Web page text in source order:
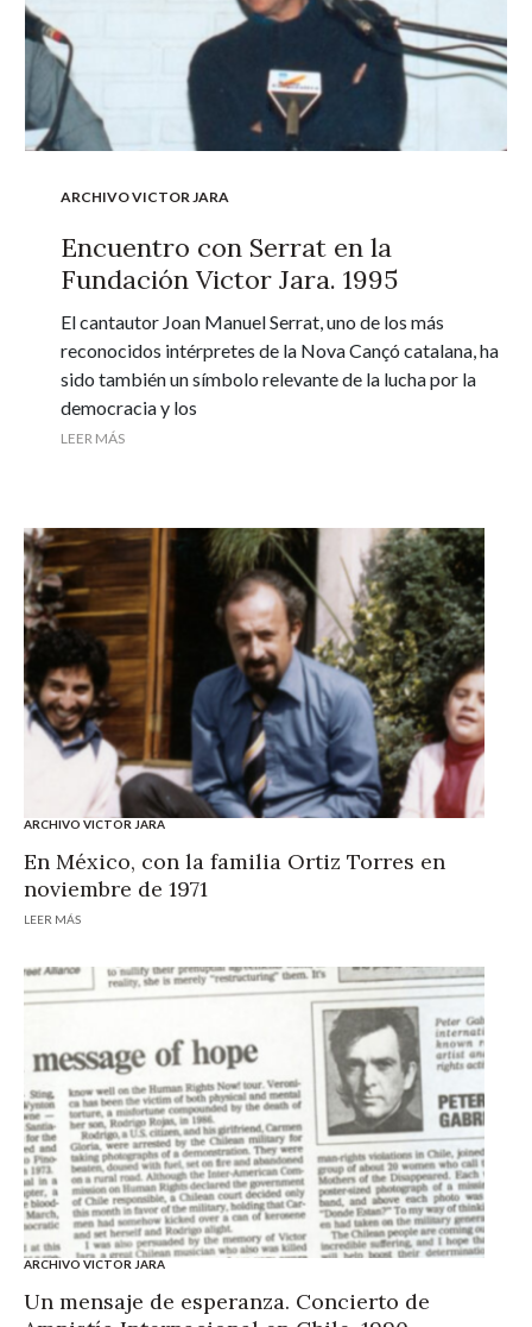
ARCHIVO VICTOR JARA
Encuentro con Serrat en la
Fundación Victor Jara. 1995
El cantautor Joan Manuel Serrat, uno de los más
reconocidos intérpretes de la Nova Cançó catalana, ha
sido también un símbolo relevante de la lucha por la
democracia y los
LEER MÁS
ARCHIVO VICTOR JARA
En México, con la familia Ortiz Torres en
noviembre de 1971
LEER MÁS
ARCHIVO VICTOR JARA
Un mensaje de esperanza. Concierto de